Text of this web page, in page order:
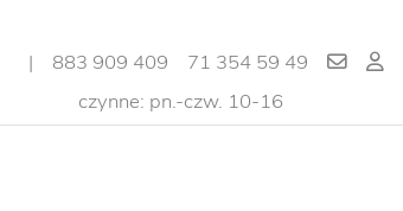
| 883 909 409
71 354 59 49
czynne: pn.-czw. 10-16